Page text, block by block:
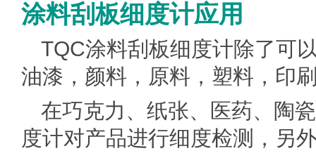
涂料刮板细度计应用
TQC涂料刮板细度计除了可
油漆，颜料，原料，塑料，印
在巧克力、纸张、医药、陶
度计对产品进行细度检测，另